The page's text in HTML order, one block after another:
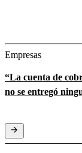
Empresas
“La cuenta de
no se entregó